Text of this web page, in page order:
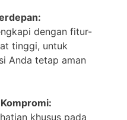
dengan fitur-
tinggi, untuk
Anda tetap aman
khusus pada